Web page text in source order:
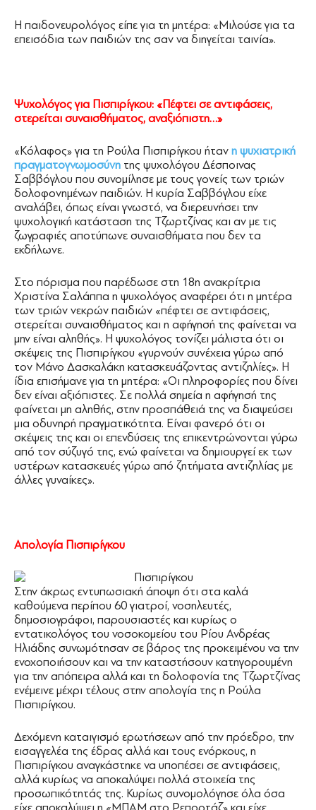
Η παιδονευρολόγος είπε για τη μητέρα: «Μιλούσε για τα
επεισόδια των παιδιών της σαν να διηγείται ταινία».
Ψυχολόγος για Πισπιρίγκου: «Πέφτει σε αντιφάσεις,
στερείται συναισθήματος, αναξιόπιστη…»
«Κόλαφος» για τη Ρούλα Πισπιρίγκου ήταν η ψυχιατρική
πραγματογνωμοσύνη της ψυχολόγου Δέσποινας
Σαββόγλου που συνομίλησε με τους γονείς των τριών
δολοφονημένων παιδιών. Η κυρία Σαββόγλου είχε
αναλάβει, όπως είναι γνωστό, να διερευνήσει την
ψυχολογική κατάσταση της Τζωρτζίνας και αν με τις
ζωγραφιές αποτύπωνε συναισθήματα που δεν τα
εκδήλωνε.
Στο πόρισμα που παρέδωσε στη 18η ανακρίτρια
Χριστίνα Σαλάππα η ψυχολόγος αναφέρει ότι η μητέρα
των τριών νεκρών παιδιών «πέφτει σε αντιφάσεις,
στερείται συναισθήματος και η αφήγησή της φαίνεται να
μην είναι αληθής». Η ψυχολόγος τονίζει μάλιστα ότι οι
σκέψεις της Πισπιρίγκου «γυρνούν συνέχεια γύρω από
τον Μάνο Δασκαλάκη κατασκευάζοντας αντιζηλίες». Η
ίδια επισήμανε για τη μητέρα: «Οι πληροφορίες που δίνει
δεν είναι αξιόπιστες. Σε πολλά σημεία η αφήγησή της
φαίνεται μη αληθής, στην προσπάθειά της να διαψεύσει
μια οδυνηρή πραγματικότητα. Είναι φανερό ότι οι
σκέψεις της και οι επενδύσεις της επικεντρώνονται γύρω
από τον σύζυγό της, ενώ φαίνεται να δημιουργεί εκ των
υστέρων κατασκευές γύρω από ζητήματα αντιζηλίας με
άλλες γυναίκες».
Απολογία Πισπιρίγκου
Στην άκρως εντυπωσιακή άποψη ότι στα καλά
καθούμενα περίπου 60 γιατροί, νοσηλευτές,
δημοσιογράφοι, παρουσιαστές και κυρίως ο
εντατικολόγος του νοσοκομείου του Ρίου Ανδρέας
Ηλιάδης συνωμότησαν σε βάρος της προκειμένου να την
ενοχοποιήσουν και να την καταστήσουν κατηγορουμένη
για την απόπειρα αλλά και τη δολοφονία της Τζωρτζίνας
ενέμεινε μέχρι τέλους στην απολογία της η Ρούλα
Πισπιρίγκου.
Δεχόμενη καταιγισμό ερωτήσεων από την πρόεδρο, την
εισαγγελέα της έδρας αλλά και τους ενόρκους, η
Πισπιρίγκου αναγκάστηκε να υποπέσει σε αντιφάσεις,
αλλά κυρίως να αποκαλύψει πολλά στοιχεία της
προσωπικότητάς της. Κυρίως συνομολόγησε όλα όσα
είχε αποκαλύψει η «ΜΠΑΜ στο Ρεπορτάζ» και είχε